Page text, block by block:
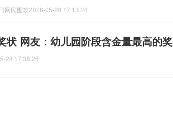
网民围攻2026-05-28 17:13:24
状 ​网友：幼儿园阶段含金量最高的奖
28 17:38:26